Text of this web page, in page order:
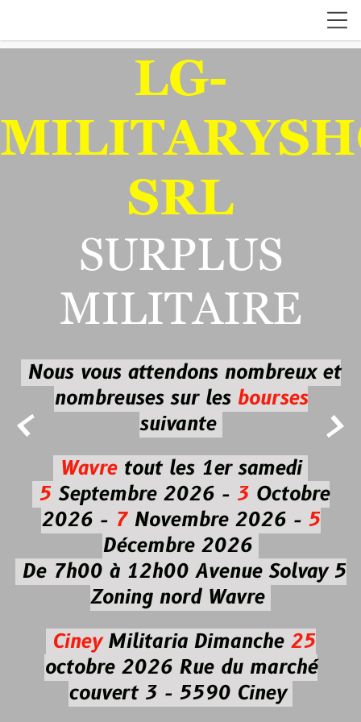
 
LG-
SRL
SURPLUS
MILITAIRE
Nous vous attendons nombreux et
nombreuses sur les bourses
suivante
Wavretout les 1er samedi
5Septembre 2026 - 3Octobre
2026 -7Novembre 2026 - 5
Décembre 2026
De 7h00 à 12h00 Avenue Solvay 5
Zoning nord Wavre
CineyMilitaria Dimanche 25
octobre 2026Rue du marché
couvert 3 - 5590 Ciney